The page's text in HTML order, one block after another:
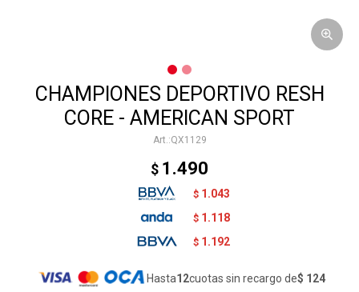
CHAMPIONES DEPORTIVO RESH
CORE - AMERICAN SPORT
QX1129
$ 1.490
$ 1.043
$ 1.118
$ 1.192
Hasta12cuotas sin recargo de$ 124